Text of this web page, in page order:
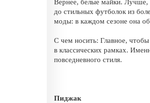
Вернее, белые майки. Лучше,
до стильных футболок из
моды: в каждом сезоне она
С чем носить: Главное,
в классических рамках.
повседневного стиля.
Пиджак